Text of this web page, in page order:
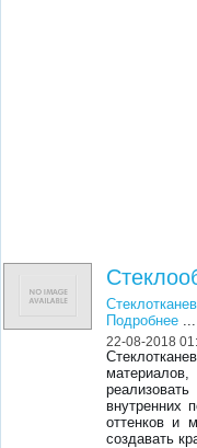
Подробнее ...
22-08-2018
внутренних
оттенков и
создавать